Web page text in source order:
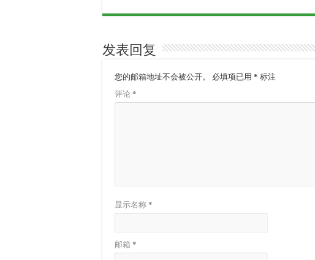
发表回复
您的邮箱地址不会被公开。 必填项已用 * 标注
评论 *
显示名称 *
邮箱 *